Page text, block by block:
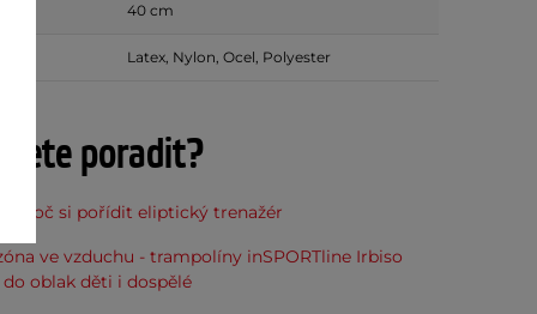
40 cm
Latex, Nylon, Ocel, Polyester
poradit?
proč si pořídit eliptický trenažér
ve vzduchu - trampolíny inSPORTline Irbiso
oblak děti i dospělé